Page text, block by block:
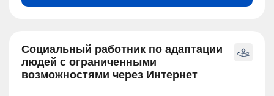
Социальный работник по адаптации
людей с ограниченными
возможностями через Интернет